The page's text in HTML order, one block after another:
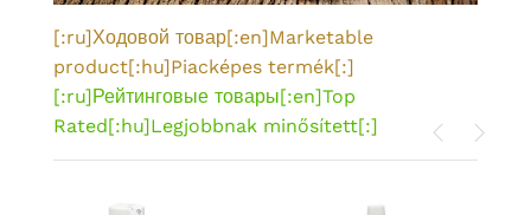
[:ru]Ходовой товар[:en]Marketable
product[:hu]Piacképes termék[:]
[:ru]Рейтинговые товары[:en]Top
Rated[:hu]Legjobbnak minősített[:]